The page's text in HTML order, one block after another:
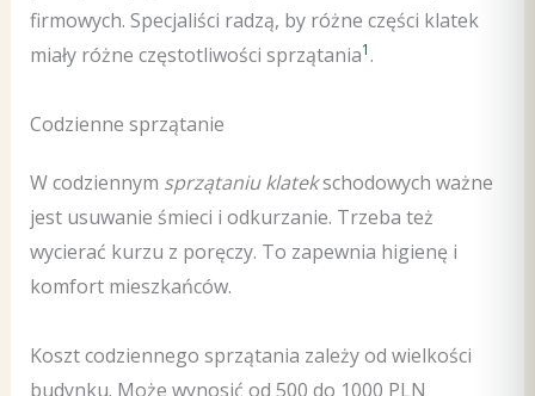
firmowych. Specjaliści radzą, by różne części klatek
miały różne częstotliwości sprzątania1 .
Codzienne sprzątanie
W codziennym sprzątaniu klatekschodowych ważne
jest usuwanie śmieci i odkurzanie. Trzeba też
wycierać kurzu z poręczy. To zapewnia higienę i
komfort mieszkańców.
Koszt codziennego sprzątania zależy od wielkości
budynku. Może wynosić od 500 do 1000 PLN